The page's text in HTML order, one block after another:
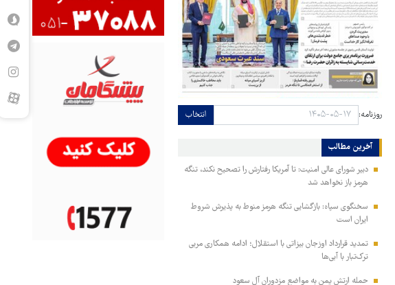
روزنامه: انتخاب
آخرین مطالب
دبیر شورای عالی امنیت: تا آمریکا رفتارش را تصحیح نکند، تنگه
هرمز باز نخواهد شد
سخنگوی سپاه: بازگشایی تنگه هرمز منوط به پذیرش شروط
ایران است
تمدید قرارداد اوزجان بیزاتی با استقلال؛ ادامه همکاری مربی
ترک‌تبار با آبی‌ها
حمله ارتش یمن به مواضع مزدوران آل سعود